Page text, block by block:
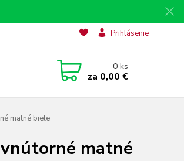
Prihlásenie
0ks
za 0,00 €
matné biele
matné